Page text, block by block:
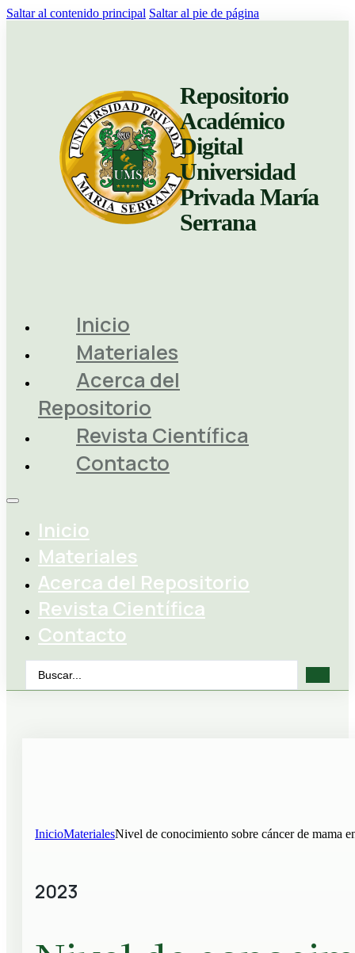
Saltar al contenido principal Saltar al pie de página
Repositorio
Académico
Digital
Universidad
Privada María
Serrana
Inicio
Materiales
Acerca del
Repositorio
Revista Científica
Contacto
Inicio
Materiales
Acerca del Repositorio
Revista Científica
Contacto
InicioMaterialesNivel de conocimiento sobre cáncer de mama
2023